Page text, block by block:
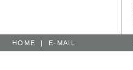
HOME | E-MAIL